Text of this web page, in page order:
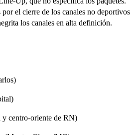
por el cierre de los canales no deportivos
los canales en alta definición.
centro-oriente de RN)